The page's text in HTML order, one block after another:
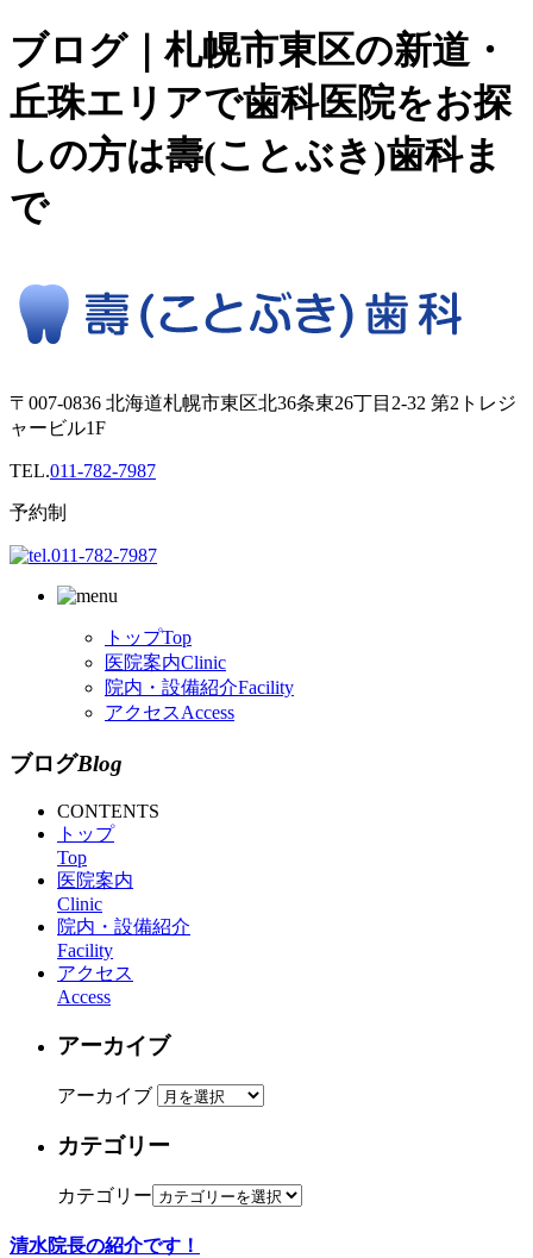
ブログ｜札幌市東区の新道・
丘珠エリアで歯科医院をお探
しの方は壽(ことぶき)歯科ま
で
〒007-0836 北海道札幌市東区北36条東26丁目2-32 第2トレジ
ャービル1F
TEL.011-782-7987
予約制
トップTop
医院案内Clinic
院内・設備紹介Facility
アクセスAccess
ブログBlog
CONTENTS
トップ
Top
医院案内
Clinic
院内・設備紹介
Facility
アクセス
Access
アーカイブ
アーカイブ
カテゴリー
カテゴリー
清水院長の紹介です！